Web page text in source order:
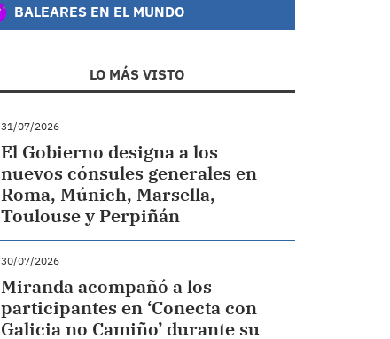
BALEARES EN EL MUNDO
LO MÁS VISTO
31/07/2026
El Gobierno designa a los
nuevos cónsules generales en
Roma, Múnich, Marsella,
Toulouse y Perpiñán
30/07/2026
Miranda acompañó a los
participantes en ‘Conecta con
Galicia no Camiño’ durante su